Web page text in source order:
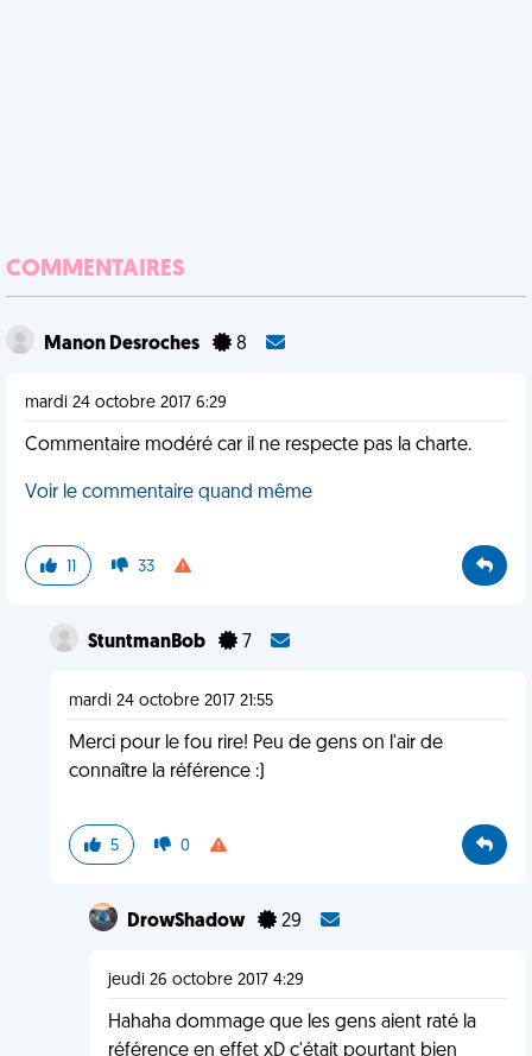
COMMENTAIRES
Manon Desroches 8
mardi 24 octobre 2017 6:29
Commentaire modéré car il ne respecte pas la charte.
Voir le commentaire quand même
11 33
StuntmanBob 7
mardi 24 octobre 2017 21:55
Merci pour le fou rire! Peu de gens on l'air de
connaître la référence :)
5 0
DrowShadow 29
jeudi 26 octobre 2017 4:29
Hahaha dommage que les gens aient raté la
référence en effet xD c'était pourtant bien